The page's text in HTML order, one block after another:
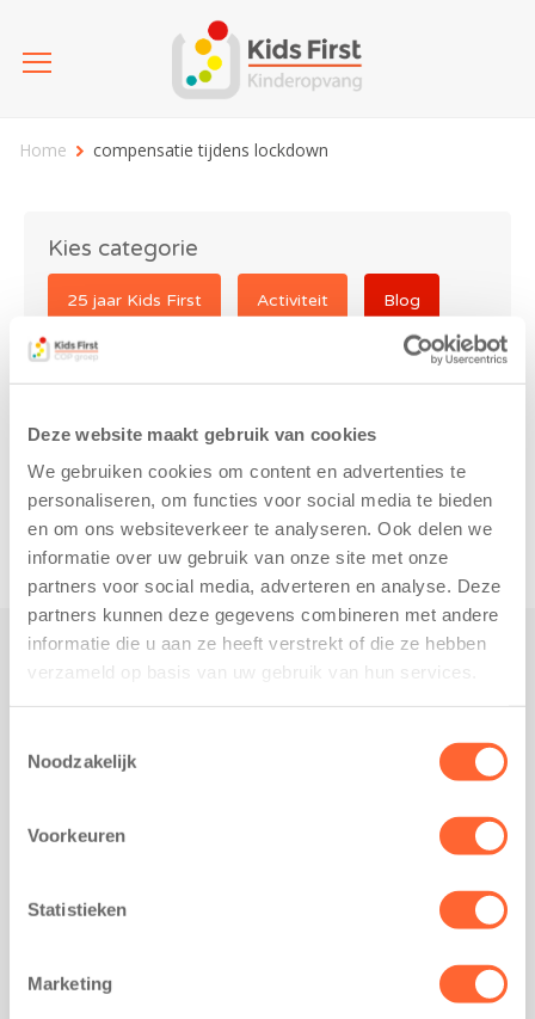
Deze website maakt gebruik van cookies
We gebruiken cookies om content en advertenties te
personaliseren, om functies voor social media te bieden
en om ons websiteverkeer te analyseren. Ook delen we
informatie over uw gebruik van onze site met onze
partners voor social media, adverteren en analyse. Deze
partners kunnen deze gegevens combineren met andere
informatie die u aan ze heeft verstrekt of die ze hebben
verzameld op basis van uw gebruik van hun services.
Noodzakelijk
Voorkeuren
Statistieken
Marketing
Home compensatie tijdens lockdown
Kies categorie
25 jaar Kids First Activiteit Blog
Coronavirus
compensatie tijdens
lockdown
Nieuws over Kids First
Opzeggen opvangcontract
Kantoor Groningen
Kantoor Akkrum